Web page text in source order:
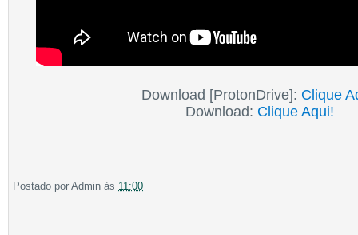
Download [ProtonDrive]: Clique
Download: Clique Aqui!
Postado por Admin às 11:00